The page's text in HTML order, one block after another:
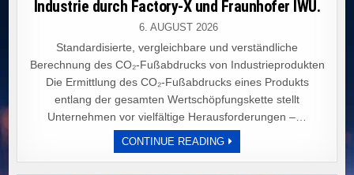
Industrie durch Factory-X und Fraunhofer IWU.
6. AUGUST 2026
Standardisierte, vergleichbare und verständliche
Berechnung des CO₂-Fußabdrucks von Industrieprodukten
Die Ermittlung des CO₂-Fußabdrucks eines Produkts
entlang der gesamten Wertschöpfungskette stellt
Unternehmen vor vielfältige Herausforderungen –…
CONTINUE READINGNEUER
LEITFADEN
ZUR